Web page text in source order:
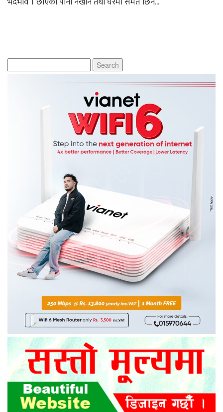
for: